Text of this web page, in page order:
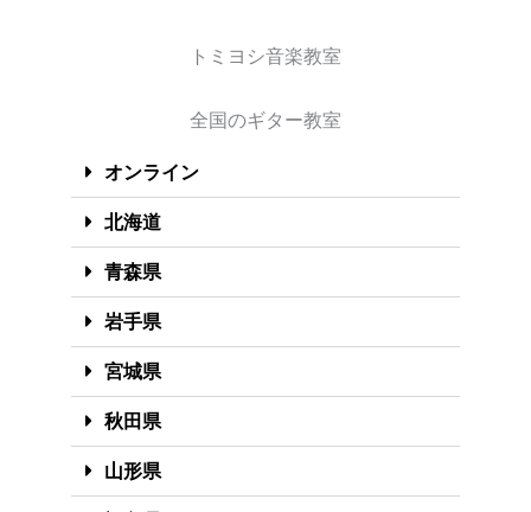
トミヨシ音楽教室
全国のギター教室
オンライン
北海道
青森県
岩手県
宮城県
秋田県
山形県